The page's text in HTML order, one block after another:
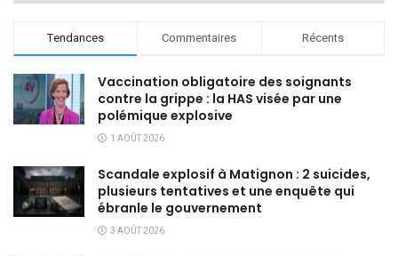
Tendances Commentaires Récents
Vaccination obligatoire des soignants
contre la grippe : la HAS visée par une
polémique explosive
1 AOÛT 2026
Scandale explosif à Matignon : 2 suicides,
plusieurs tentatives et une enquête qui
ébranle le gouvernement
3 AOÛT 2026